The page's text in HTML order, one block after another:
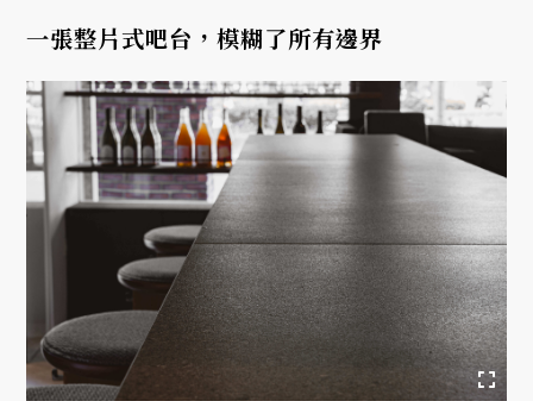
一張整片式吧台，模糊了所有邊界